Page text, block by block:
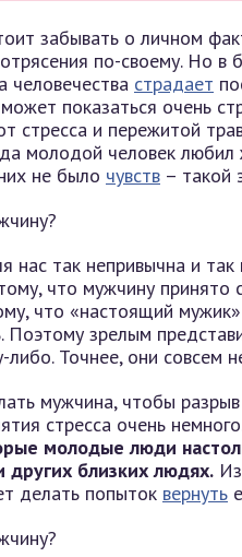
забывать о личном
по-своему. Но в
человечества страдает
показаться очень
стресса и пережитой
молодой человек
не было чувств – такой
нас так непривычна и
что мужчину
что «настоящий
Поэтому зрелым
либо. Точнее, они совсем
мужчина, чтобы
стресса очень
молодые люди
других близких людях.
делать попыток вернуть